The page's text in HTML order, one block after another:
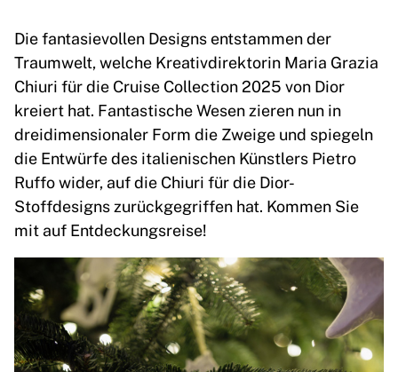
Die fantasievollen Designs entstammen der
Traumwelt, welche Kreativdirektorin Maria Grazia
Chiuri für die Cruise Collection 2025 von Dior
kreiert hat. Fantastische Wesen zieren nun in
dreidimensionaler Form die Zweige und spiegeln
die Entwürfe des italienischen Künstlers Pietro
Ruffo wider, auf die Chiuri für die Dior-
Stoffdesigns zurückgegriffen hat. Kommen Sie
mit auf Entdeckungsreise!